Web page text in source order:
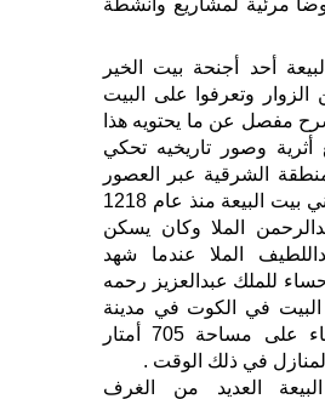
مرئية لمشاريع وأنشطة
أحد أجنحة بيت الخير
الزوار وتعرفوا على البيت
مفصل عن ما يحتويه هذا
وصور تاريخيه تحكي
الشرقية عبر العصور
الماضية . وقد بني بيت البيعة منذ عام 1218
الملا وكان يسكن
الملا عندما شهد
للملك عبدالعزيز رحمه
البيت في الكوت في مدينة
الهفوف بالإحساء على مساحة 705 أمتار
في ذلك الوقت .
العديد من الغرف